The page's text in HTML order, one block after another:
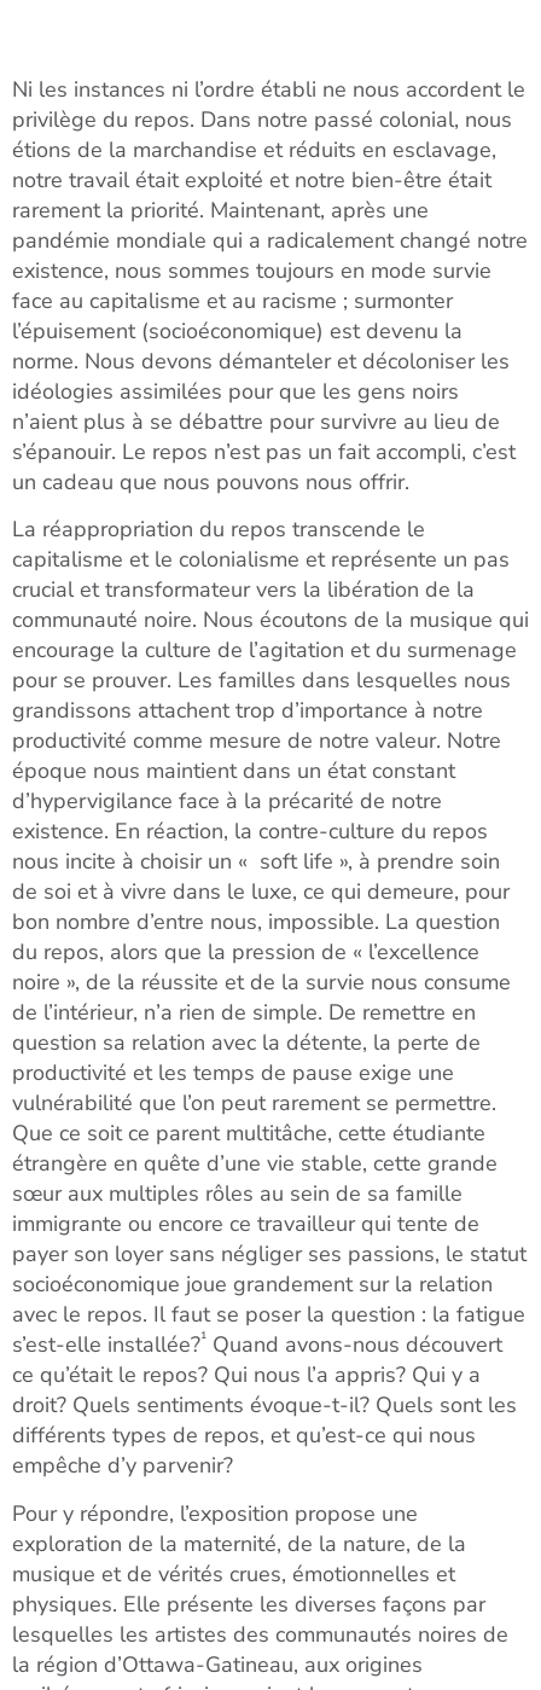
Ni les instances ni l’ordre établi ne nous accordent le
privilège du repos. Dans notre passé colonial, nous
étions de la marchandise et réduits en esclavage,
notre travail était exploité et notre bien-être était
rarement la priorité. Maintenant, après une
pandémie mondiale qui a radicalement changé notre
existence, nous sommes toujours en mode survie
face au capitalisme et au racisme ; surmonter
l’épuisement (socioéconomique) est devenu la
norme. Nous devons démanteler et décoloniser les
idéologies assimilées pour que les gens noirs
n’aient plus à se débattre pour survivre au lieu de
s’épanouir. Le repos n’est pas un fait accompli, c’est
un cadeau que nous pouvons nous offrir.
La réappropriation du repos transcende le
capitalisme et le colonialisme et représente un pas
crucial et transformateur vers la libération de la
communauté noire. Nous écoutons de la musique qui
encourage la culture de l’agitation et du surmenage
pour se prouver. Les familles dans lesquelles nous
grandissons attachent trop d’importance à notre
productivité comme mesure de notre valeur. Notre
époque nous maintient dans un état constant
d’hypervigilance face à la précarité de notre
existence. En réaction, la contre-culture du repos
nous incite à choisir un « soft life », à prendre soin
de soi et à vivre dans le luxe, ce qui demeure, pour
bon nombre d’entre nous, impossible. La question
du repos, alors que la pression de « l’excellence
noire », de la réussite et de la survie nous consume
de l’intérieur, n’a rien de simple. De remettre en
question sa relation avec la détente, la perte de
productivité et les temps de pause exige une
vulnérabilité que l’on peut rarement se permettre.
Que ce soit ce parent multitâche, cette étudiante
étrangère en quête d’une vie stable, cette grande
sœur aux multiples rôles au sein de sa famille
immigrante ou encore ce travailleur qui tente de
payer son loyer sans négliger ses passions, le statut
socioéconomique joue grandement sur la relation
avec le repos. Il faut se poser la question : la fatigue
s’est-elle installée?¹ Quand avons-nous découvert
ce qu’était le repos? Qui nous l’a appris? Qui y a
droit? Quels sentiments évoque-t-il? Quels sont les
différents types de repos, et qu’est-ce qui nous
empêche d’y parvenir?
Pour y répondre, l’exposition propose une
exploration de la maternité, de la nature, de la
musique et de vérités crues, émotionnelles et
physiques. Elle présente les diverses façons par
lesquelles les artistes des communautés noires de
la région d’Ottawa-Gatineau, aux origines